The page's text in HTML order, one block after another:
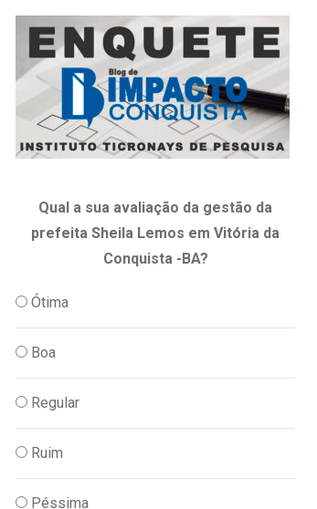
Qual a sua avaliação da gestão da
prefeita Sheila Lemos em Vitória da
Conquista -BA?
Ótima
Boa
Regular
Ruim
Péssima